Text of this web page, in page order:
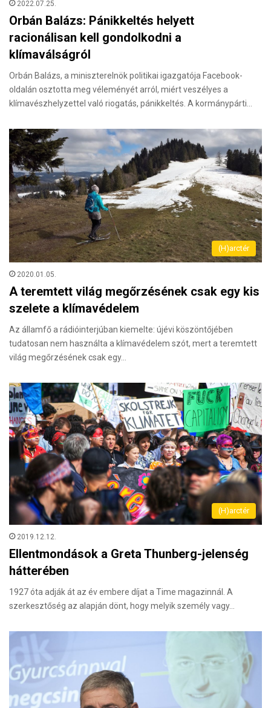
2022.07.25.
Orbán Balázs: Pánikkeltés helyett
racionálisan kell gondolkodni a
klímaválságról
Orbán Balázs, a miniszterelnök politikai igazgatója Facebook-
oldalán osztotta meg véleményét arról, miért veszélyes a
klímavészhelyzettel való riogatás, pánikkeltés. A kormánypárti…
(H)arctér
2020.01.05.
A teremtett világ megőrzésének csak egy kis
szelete a klímavédelem
Az államfő a rádióinterjúban kiemelte: újévi köszöntőjében
tudatosan nem használta a klímavédelem szót, mert a teremtett
világ megőrzésének csak egy…
(H)arctér
2019.12.12.
Ellentmondások a Greta Thunberg-jelenség
hátterében
1927 óta adják át az év embere díjat a Time magazinnál. A
szerkesztőség az alapján dönt, hogy melyik személy vagy…